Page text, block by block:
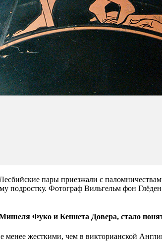
пары приезжали с
подростку. Фотограф Вильгельм фон
Фуко и Кеннета Довера, стало
жесткими, чем в викторианской